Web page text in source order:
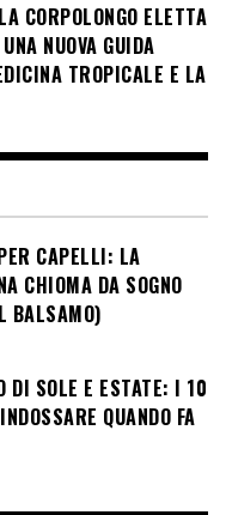
CORPOLONGO ELETTA
NUOVA GUIDA
TROPICALE E LA
CAPELLI: LA
CHIOMA DA SOGNO
BALSAMO)
DI SOLE E ESTATE: I 10
QUANDO FA